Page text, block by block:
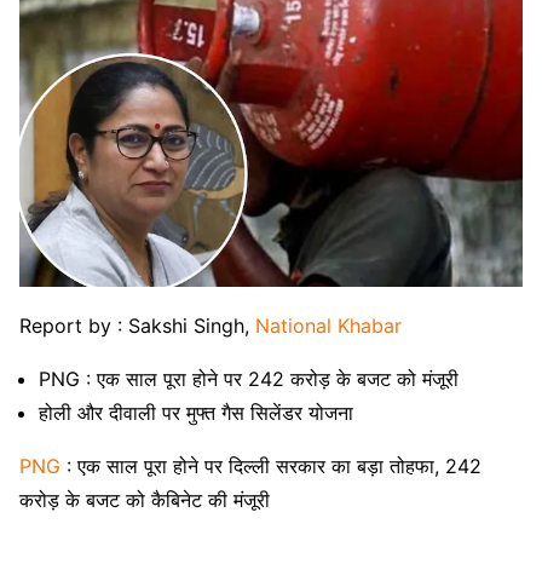
Report by : Sakshi Singh, National Khabar
PNG : एक साल पूरा होने पर 242 करोड़ के बजट को मंजूरी
होली और दीवाली पर मुफ्त गैस सिलेंडर योजना
PNG : एक साल पूरा होने पर दिल्ली सरकार का बड़ा तोहफा, 242
करोड़ के बजट को कैबिनेट की मंजूरी